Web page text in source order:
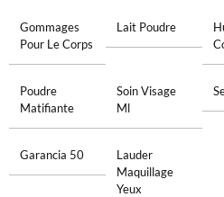
Gommages
Pour Le Corps
Lait Poudre
Poudre
Matifiante
Soin Visage
Ml
Garancia 50
Lauder
Maquillage
Yeux